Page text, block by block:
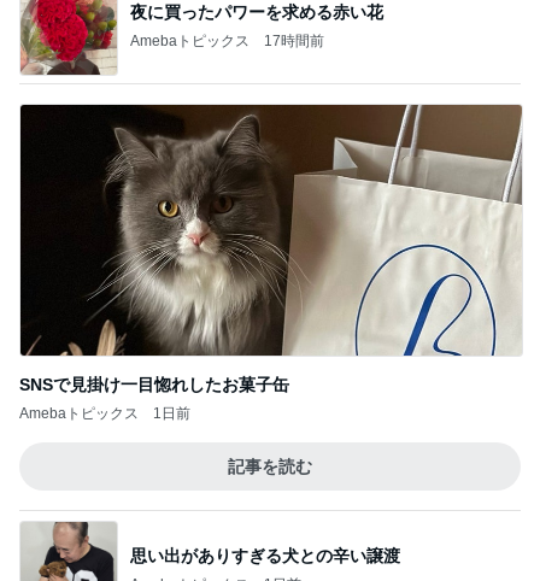
夜に買ったパワーを求める赤い花
Amebaトピックス 17時間前
SNSで見掛け一目惚れしたお菓子缶
Amebaトピックス 1日前
記事を読む
思い出がありすぎる犬との辛い譲渡